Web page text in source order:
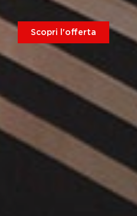
Scopri l'offerta